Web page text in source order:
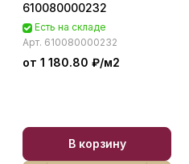
610080000232
Есть на складе
Арт. 610080000232
от 1 180.80 ₽/м2
В корзину